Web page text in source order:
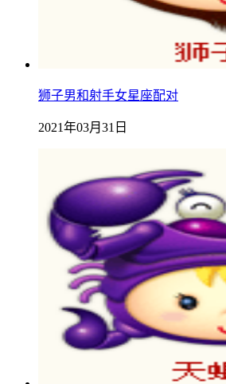
狮子男和射手女星座配对
2021年03月31日